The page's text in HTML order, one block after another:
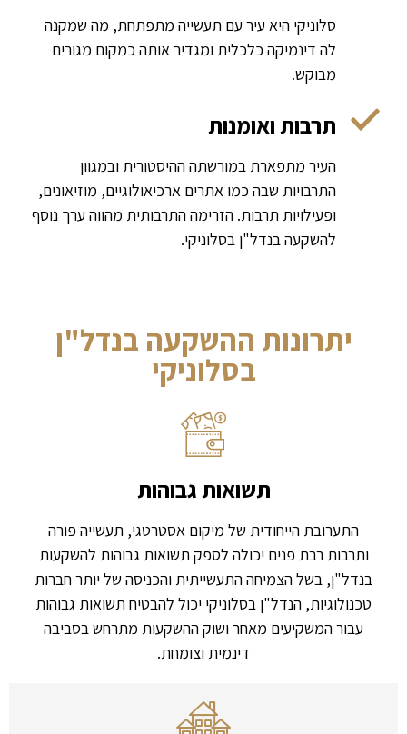
סלוניקי היא עיר עם תעשייה מתפתחת, מה שמקנה
לה דינמיקה כלכלית ומגדיר אותה כמקום מגורים
מבוקש.
תרבות ואומנות
העיר מתפארת במורשתה ההיסטורית ובמגוון
התרבויות שבה כמו אתרים ארכיאולוגיים, מוזיאונים,
ופעילויות תרבות. הזרימה התרבותית מהווה ערך נוסף
להשקעה בנדל"ן בסלוניקי.
יתרונות ההשקעה בנדל"ן
בסלוניקי
תשואות גבוהות
התערובת הייחודית של מיקום אסטרטגי, תעשייה פורה
ותרבות רבת פנים יכולה לספק תשואות גבוהות להשקעות
בנדל"ן, בשל הצמיחה התעשייתית והכניסה של יותר חברות
טכנולוגיות, הנדל"ן בסלוניקי יכול להבטיח תשואות גבוהות
עבור המשקיעים מאחר ושוק ההשקעות מתרחש בסביבה
דינמית וצומחת.